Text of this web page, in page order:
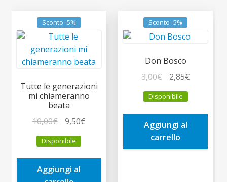
Sconto -5%
Tutte le generazioni
mi chiameranno
beata
10,00€
prezzo
originale
era:
10,00€.
9,50€Il
è:
Disponibile
Aggiungi al
Sconto -5%
Don Bosco
3,00€
prezzo
originale
era:
3,00€.
2,85€Il
è:
Disponibile
Aggiungi al
carrello